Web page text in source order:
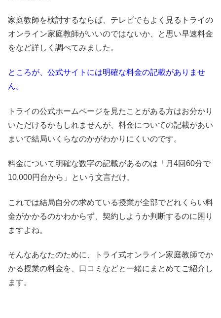
家庭教師を検討するならば、テレビでもよく見るトライの
オンライン家庭教師がいいのではないか、と思い早速料金
をなど詳しく調べてみました。
ところが、公式サイトには明確な料金の記載がありませ
ん。
トライの公式ホームページを見たことがある方はお分かり
いただけるかもしれませんが、料金についての記載があい
まいで結局いくらなのかがわかりにくいのです。
料金について明確な数字の記載があるのは「月4回60分で
10,000円台から」という文言だけ。
これでは結局自分の求めている授業が全部でどれくらい料
金がかかるのかわからず、契約しようか判断するのに困り
ますよね。
そんなあなたのために、トライ式オンライン家庭教師でか
かる授業の料金を、口コミなどと一緒にまとめてご紹介し
ます。